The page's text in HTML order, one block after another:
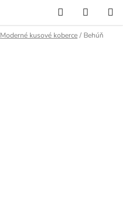
Hľadať
KOŠÍK
Moderné kusové koberce / Behúň